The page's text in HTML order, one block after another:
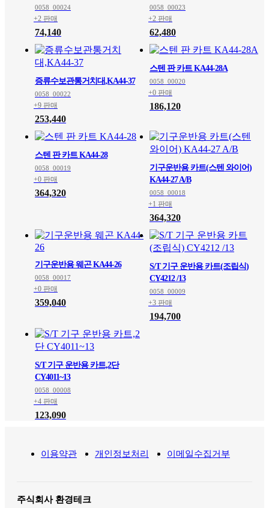
0058_00024
+2 판매
74,140
0058_00023
+2 판매
62,480
증류수보관통거치대,KA44-37
0058_00022
+9 판매
253,440
스텐 판 카트 KA44-28A
0058_00020
+0 판매
186,120
스텐 판 카트 KA44-28
0058_00019
+0 판매
364,320
기구운반용 카트(스텐 와이어)
KA44-27 A/B
0058_00018
+1 판매
364,320
기구운반용 웨곤 KA44-26
0058_00017
+0 판매
359,040
S/T 기구 운반용 카트(조립식)
CY4212 /13
0058_00009
+3 판매
194,700
S/T 기구 운반용 카트,2단
CY4011~13
0058_00008
+4 판매
123,090
이용약관 개인정보처리 이메일수집거부
주식회사 환경테크